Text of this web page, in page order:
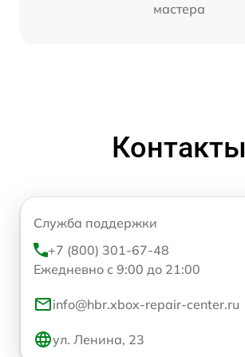
мастера
Контакты
Служба поддержки
+7 (800) 301-67-48
Ежедневно с 9:00 до 21:00
info@hbr.xbox-repair-center.ru
ул. Ленина, 23